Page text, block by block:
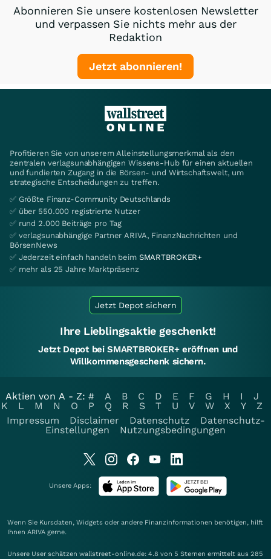
Abonnieren Sie unsere kostenlosen Newsletter
und verpassen Sie nichts mehr aus der
Redaktion
Jetzt abonnieren!
Profitieren Sie von unserem Alleinstellungsmerkmal als den
zentralen verlagsunabhängigen Wissens-Hub für einen aktuellen
und fundierten Zugang in die Börsen- und Wirtschaftswelt, um
strategische Entscheidungen zu treffen.
✅ Größte Finanz-Community Deutschlands
✅ über 550.000 registrierte Nutzer
✅ rund 2.000 Beiträge pro Tag
✅ verlagsunabhängige Partner ARIVA, FinanzNachrichten und
BörsenNews
✅ Jederzeit einfach handeln beim SMARTBROKER+
✅ mehr als 25 Jahre Marktpräsenz
Jetzt Depot sichern
Ihre Lieblingsaktie geschenkt!
Jetzt Depot bei SMARTBROKER+ eröffnen und
Willkommensgeschenk sichern.
Aktien von A - Z: # A B C D E F G H I
J
K
L M N O P Q R S T U V W X Y
Z
Impressum
Disclaimer Datenschutz
Datenschutz-
Einstellungen
Nutzungsbedingungen
Unsere Apps:
Wenn Sie Kursdaten, Widgets oder andere Finanzinformationen benötigen, hilft
Ihnen ARIVA gerne.
Unsere User schätzen wallstreet-online.de: 4.8 von 5 Sternen ermittelt aus 285